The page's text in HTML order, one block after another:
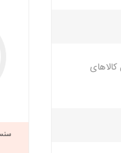
تخصصی
تخصصی 407
شرکت مادپارت